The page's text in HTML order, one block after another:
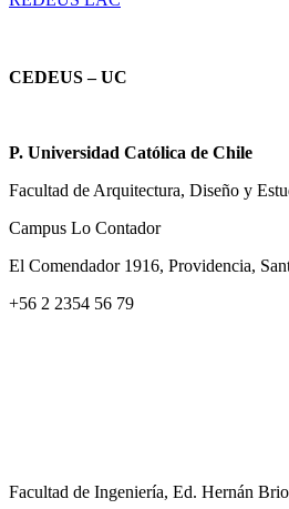
CEDEUS – UC
P. Universidad Católica de Chile
Facultad de Arquitectura, Diseño y
Campus Lo Contador
El Comendador 1916, Providencia,
+56 2 2354 56 79
Facultad de Ingeniería, Ed. Hernán